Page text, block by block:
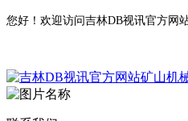
您好！欢迎访问吉林DB视讯官方网